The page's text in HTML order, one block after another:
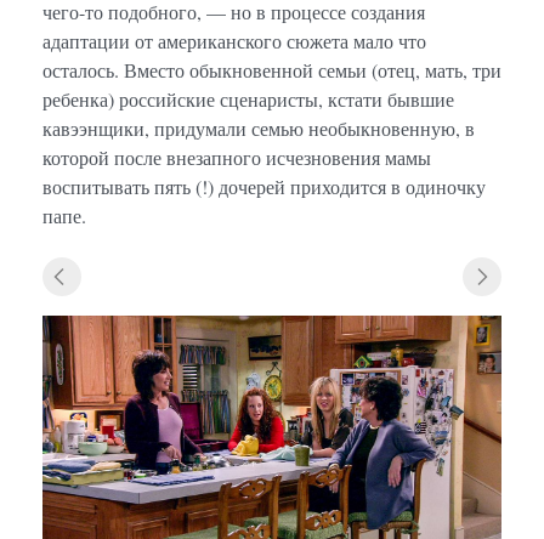
чего-то подобного, — но в процессе создания
адаптации от американского сюжета мало что
осталось. Вместо обыкновенной семьи (отец, мать, три
ребенка) российские сценаристы, кстати бывшие
кавээнщики, придумали семью необыкновенную, в
которой после внезапного исчезновения мамы
воспитывать пять (!) дочерей приходится в одиночку
папе.